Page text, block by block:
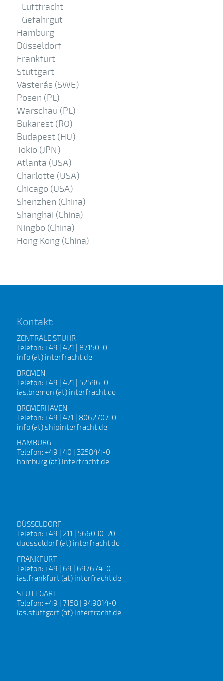
Luftfracht
Gefahrgut
Hamburg
Düsseldorf
Frankfurt
Stuttgart
Västerås (SWE)
Posen (PL)
Warschau (PL)
Bukarest (RO)
Budapest (HU)
Tokio (JPN)
Atlanta (USA)
Charlotte (USA)
Chicago (USA)
Shenzhen (China)
Shanghai (China)
Ningbo (China)
Hong Kong (China)
Kontakt:
ZENTRALE STUHR
Telefon: +49 | 421 | 87150-0
info (at) interfracht.de
BREMEN
Telefon: +49 | 421 | 52596-0
ias.bremen (at) interfracht.de
BREMERHAVEN
Telefon: +49 | 471 | 8062707-0
info (at) shipinterfracht.de
HAMBURG
Telefon: +49 | 40 | 325844-0
hamburg (at) interfracht.de
DÜSSELDORF
Telefon: +49 | 211 | 566030-20
duesseldorf (at) interfracht.de
FRANKFURT
Telefon: +49 | 69 | 697674-0
ias.frankfurt (at) interfracht.de
STUTTGART
Telefon: +49 | 7158 | 949814-0
ias.stuttgart (at) interfracht.de